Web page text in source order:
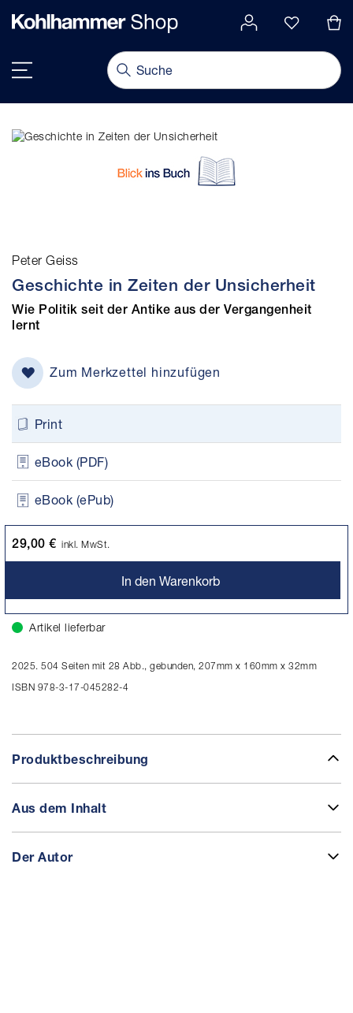
springen
Peter Geiss
Geschichte in Zeiten der Unsicherheit
Wie Politik seit der Antike aus der Vergangenheit
lernt
Zum Merkzettel hinzufügen
Print
eBook (PDF)
eBook (ePub)
29,00 € inkl. MwSt.
In den Warenkorb
Artikel lieferbar
2025. 504 Seiten mit 28 Abb., gebunden, 207mm x 160mm x 32mm
ISBN 978-3-17-045282-4
Produktbeschreibung
Aus dem Inhalt
Der Autor